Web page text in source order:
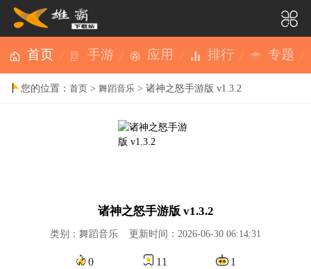
首页 手游 应用 排行 专题
您的位置：首页 >舞蹈音乐 > 诸神之怒手游版 v1.3.2
诸神之怒手游版 v1.3.2
类别：舞蹈音乐 更新时间：2026-06-30 06:14:31
0 11 1